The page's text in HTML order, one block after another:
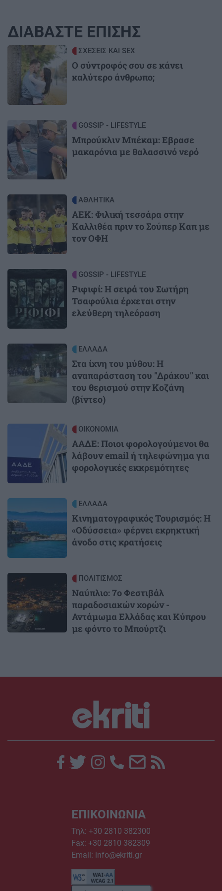
ΔΙΑΒΑΣΤΕ ΕΠΙΣΗΣ
ΣΧΕΣΕΙΣ ΚΑΙ SEX
Ο σύντροφός σου σε κάνει
καλύτερο άνθρωπο;
Image GOSSIP - LIFESTYLE
Μπρούκλιν Μπέκαμ: Εβρασε
μακαρόνια με θαλασσινό νερό
ΑΘΛΗΤΙΚΑ
ΑΕΚ: Φιλική τεσσάρα στην
Καλλιθέα πριν το Σούπερ Καπ με
τον ΟΦΗ
GOSSIP - LIFESTYLE
Ριφιφί: Η σειρά του Σωτήρη
Τσαφούλια έρχεται στην
ελεύθερη τηλεόραση
ΕΛΛΑΔΑ
Στα ίχνη του μύθου: Η
αναπαράσταση του "Δράκου" και
του θερισμού στην Κοζάνη
(βίντεο)
ΟΙΚΟΝΟΜΙΑ
ΑΑΔΕ: Ποιοι φορολογούμενοι θα
λάβουν email ή τηλεφώνημα για
φορολογικές εκκρεμότητες
ΕΛΛΑΔΑ
Κινηματογραφικός Τουρισμός: Η
«Οδύσσεια» φέρνει εκρηκτική
άνοδο στις κρατήσεις
Image ΠΟΛΙΤΙΣΜΟΣ
Ναύπλιο: 7ο Φεστιβάλ
παραδοσιακών χορών -
Αντάμωμα Ελλάδας και Κύπρου
με φόντο το Μπούρτζι
ΕΠΙΚΟΙΝΩΝΙΑ
Τηλ: +30 2810 382300
Fax: +30 2810 382309
Email: info@ekriti.gr